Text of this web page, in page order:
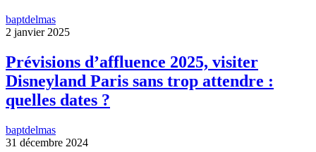
baptdelmas
2 janvier 2025
Prévisions d’affluence 2025, visiter
Disneyland Paris sans trop attendre :
quelles dates ?
baptdelmas
31 décembre 2024